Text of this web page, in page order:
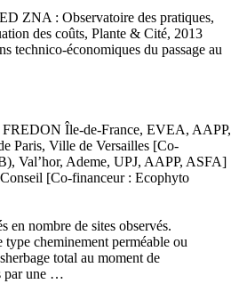
ZNA : Observatoire des pratiques,
des coûts, Plante & Cité, 2013
technico-économiques du passage au
Île-de-France, EVEA, AAPP,
Paris, Ville de Versailles [Co-
Val’hor, Ademe, UPJ, AAPP, ASFA]
[Co-financeur : Ecophyto
en nombre de sites observés.
type cheminement perméable ou
total au moment de
par une …